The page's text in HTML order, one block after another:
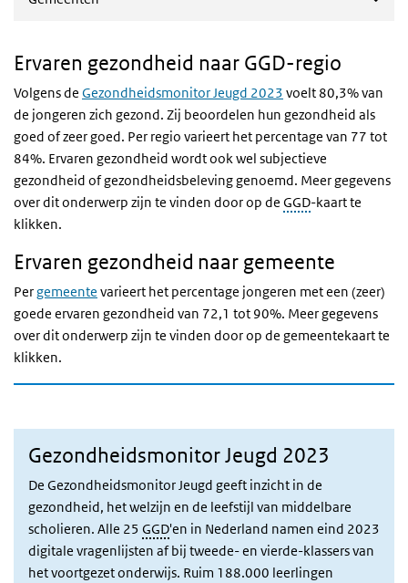
Ervaren gezondheid naar GGD-regio
Volgens de Gezondheidsmonitor Jeugd 2023 voelt 80,3% van
de jongeren zich gezond. Zij beoordelen hun gezondheid als
goed of zeer goed. Per regio varieert het percentage van 77 tot
84%. Ervaren gezondheid wordt ook wel subjectieve
gezondheid of gezondheidsbeleving genoemd. Meer gegevens
over dit onderwerp zijn te vinden door op de GGD-kaart te
klikken.
Ervaren gezondheid naar gemeente
Pergemeente varieert het percentage jongeren met een (zeer)
goede ervaren gezondheid van 72,1 tot 90%. Meer gegevens
over dit onderwerp zijn te vinden door op de gemeentekaart te
klikken.
Gezondheidsmonitor Jeugd 2023
De Gezondheidsmonitor Jeugd geeft inzicht in de
gezondheid, het welzijn en de leefstijl van middelbare
scholieren. Alle 25 GGD'en in Nederland namen eind 2023
digitale vragenlijsten af bij tweede- en vierde-klassers van
het voortgezet onderwijs. Ruim 188.000 leerlingen